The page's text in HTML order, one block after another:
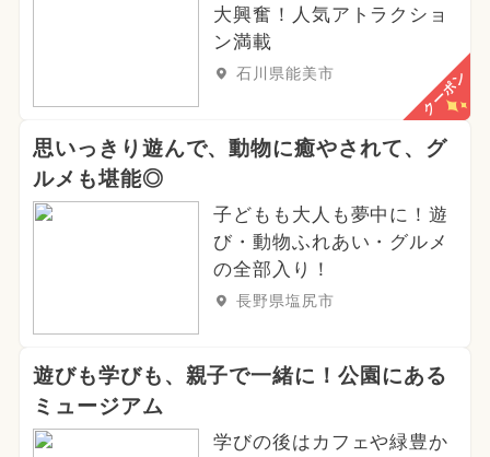
大興奮！人気アトラクショ
ン満載
石川県能美市 クーポン
思いっきり遊んで、動物に癒やされて、グ
ルメも堪能◎
子どもも大人も夢中に！遊
び・動物ふれあい・グルメ
の全部入り！
長野県塩尻市
遊びも学びも、親子で一緒に！公園にある
ミュージアム
学びの後はカフェや緑豊か